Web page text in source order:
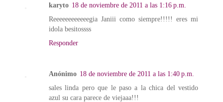
karyto 18 de noviembre de 2011 a las 1:16 p.m.
Reeeeeeeeeeeegia Janiii como siempre!!!!! eres mi
idola besitossss
Responder
Anónimo 18 de noviembre de 2011 a las 1:40 p.m.
sales linda pero que le paso a la chica del vestido
azul su cara parece de viejaaa!!!